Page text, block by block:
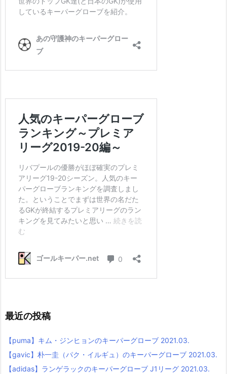
最近の投稿
【puma】キム・ジンヒョンのキーパーグローブ 2021.03.
【gavic】朴一圭（パク・イルギュ）のキーパーグローブ 2021.03.
【adidas】ランゲラックのキーパーグローブ J1リーグ 2021.03.